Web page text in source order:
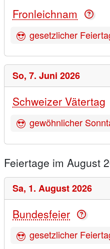
Fronleichnam
gesetzlicher
So, 7. Juni 2026
Schweizer Vätertag
gewöhnlicher
Feiertage im August
Sa, 1. August 2026
Bundesfeier
gesetzlicher